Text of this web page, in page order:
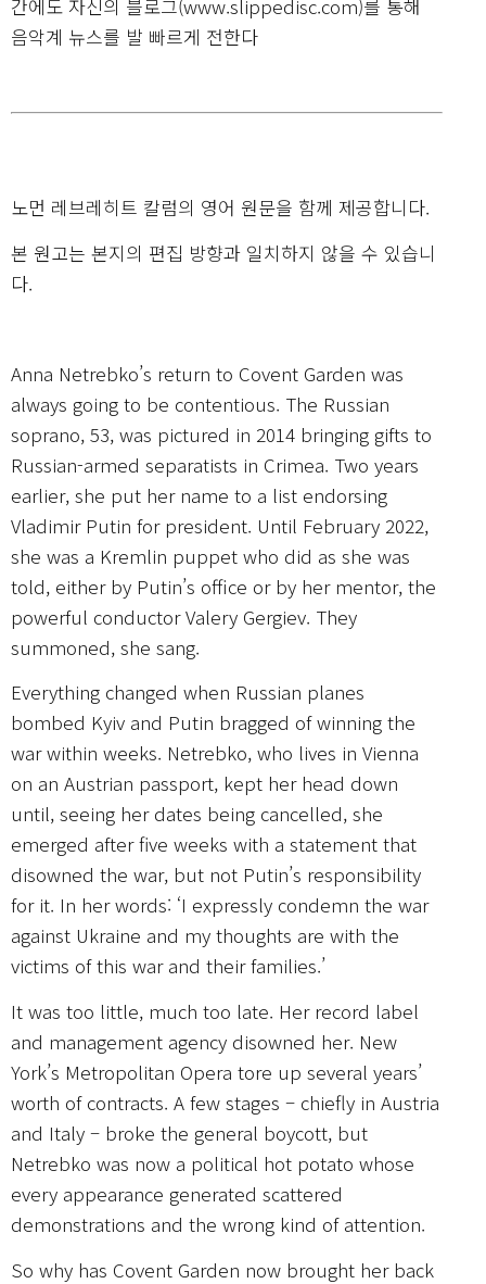
간에도 자신의 블로그(www.slippedisc.com)를 통해
음악계 뉴스를 발 빠르게 전한다
노먼 레브레히트 칼럼의 영어 원문을 함께 제공합니다.
본 원고는 본지의 편집 방향과 일치하지 않을 수 있습니
다.
Anna Netrebko’s return to Covent Garden was
always going to be contentious. The Russian
soprano, 53, was pictured in 2014 bringing gifts to
Russian-armed separatists in Crimea. Two years
earlier, she put her name to a list endorsing
Vladimir Putin for president. Until February 2022,
she was a Kremlin puppet who did as she was
told, either by Putin’s office or by her mentor, the
powerful conductor Valery Gergiev. They
summoned, she sang.
Everything changed when Russian planes
bombed Kyiv and Putin bragged of winning the
war within weeks. Netrebko, who lives in Vienna
on an Austrian passport, kept her head down
until, seeing her dates being cancelled, she
emerged after five weeks with a statement that
disowned the war, but not Putin’s responsibility
for it. In her words: ‘I expressly condemn the war
against Ukraine and my thoughts are with the
victims of this war and their families.’
It was too little, much too late. Her record label
and management agency disowned her. New
York’s Metropolitan Opera tore up several years’
worth of contracts. A few stages – chiefly in Austria
and Italy – broke the general boycott, but
Netrebko was now a political hot potato whose
every appearance generated scattered
demonstrations and the wrong kind of attention.
So why has Covent Garden now brought her back